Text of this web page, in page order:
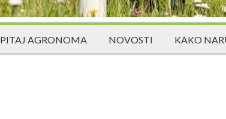
PITAJ AGRONOMA NOVOSTI KAKO